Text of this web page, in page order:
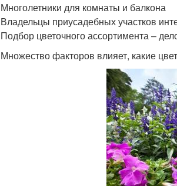
Многолетники для комнаты и балкона
Владельцы приусадебных участков
Подбор цветочного ассортимента –
Множество факторов влияет, какие